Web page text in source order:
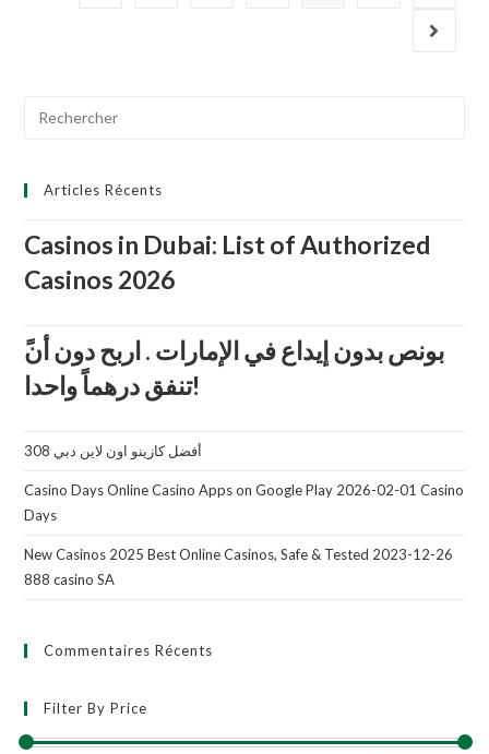
Search
Articles Récents
Casinos in Dubai: List of Authorized
Casinos 2026
تنفق درهماً واحدا!
أفضل كازينو اون لاين دبي 308
Casino Days Online Casino Apps on Google Play 2026-02-01 Casino
Days
New Casinos 2025 Best Online Casinos, Safe & Tested 2023-12-26
888 casino SA
Commentaires Récents
Filter By Price